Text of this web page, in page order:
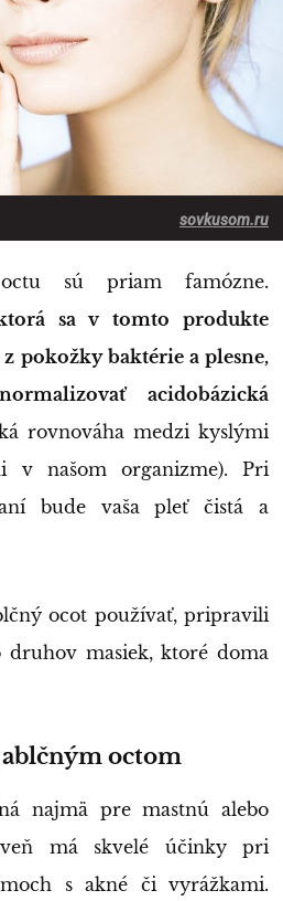
sovkusom.ru
sú priam famózne.
sa v tomto produkte
pokožky baktérie a plesne,
acidobázická
rovnováha medzi kyslými
v našom organizme). Pri
bude vaša pleť čistá a
ocot používať, pripravili
druhov masiek, ktoré doma
octom
najmä pre mastnú alebo
má skvelé účinky pri
s akné či vyrážkami.